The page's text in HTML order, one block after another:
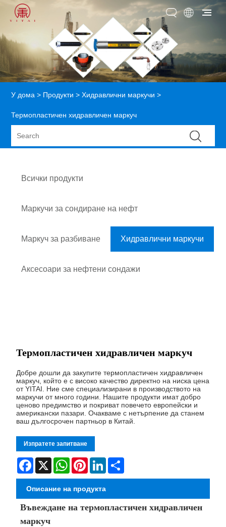
У дома > Продукти >Хидравлични маркучи >
Термопластичен хидравличен маркуч
Всички продукти
Маркучи за сондиране на нефт
Маркуч за разбиване Хидравлични маркучи
Аксесоари за нефтени сондажи
Термопластичен хидравличен маркуч
Добре дошли да закупите термопластичен хидравличен
маркуч, който е с високо качество директно на ниска цена
от YITAI. Ние сме специализирани в производството на
маркучи от много години. Нашите продукти имат добро
ценово предимство и покриват повечето европейски и
американски пазари. Очакваме с нетърпение да станем
ваш дългосрочен партньор в Китай.
Изпратете запитване
Facebook
X WhatsAppPinterestLinkedIn
Описание на продукта
Въвеждане на термопластичен хидравличен
маркуч